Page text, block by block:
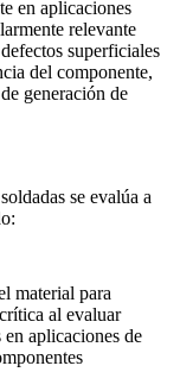
en aplicaciones
relevante
superficiales
del componente,
generación de
se evalúa a
material para
al evaluar
en aplicaciones de